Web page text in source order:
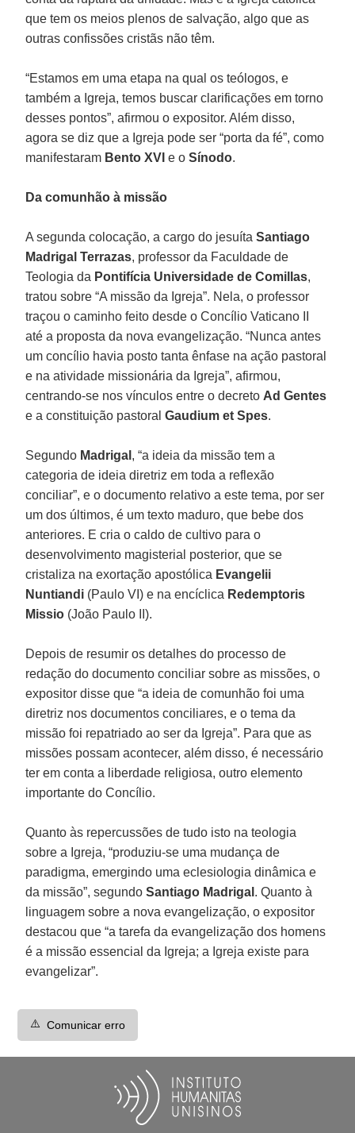
que tem os meios plenos de salvação, algo que as
outras confissões cristãs não têm.
“Estamos em uma etapa na qual os teólogos, e
também a Igreja, temos buscar clarificações em torno
desses pontos”, afirmou o expositor. Além disso,
agora se diz que a Igreja pode ser “porta da fé”, como
manifestaram Bento XVI e oSínodo.
Da comunhão à missão
A segunda colocação, a cargo do jesuítaSantiago
Madrigal Terrazas, professor da Faculdade de
Teologia da Pontifícia Universidade de Comillas,
tratou sobre “A missão da Igreja”. Nela, o professor
traçou o caminho feito desde o Concílio Vaticano II
até a proposta da nova evangelização. “Nunca antes
um concílio havia posto tanta ênfase na ação pastoral
e na atividade missionária da Igreja”, afirmou,
centrando-se nos vínculos entre o decreto Ad Gentes
e a constituição pastoralGaudium et Spes.
Segundo Madrigal , “a ideia da missão tem a
categoria de ideia diretriz em toda a reflexão
conciliar”, e o documento relativo a este tema, por ser
um dos últimos, é um texto maduro, que bebe dos
anteriores. E cria o caldo de cultivo para o
desenvolvimento magisterial posterior, que se
cristaliza na exortação apostólica Evangelii
Nuntiandi (Paulo VI) e na encíclica Redemptoris
Missio (João Paulo II).
Depois de resumir os detalhes do processo de
redação do documento conciliar sobre as missões, o
expositor disse que “a ideia de comunhão foi uma
diretriz nos documentos conciliares, e o tema da
missão foi repatriado ao ser da Igreja”. Para que as
missões possam acontecer, além disso, é necessário
ter em conta a liberdade religiosa, outro elemento
importante do Concílio.
Quanto às repercussões de tudo isto na teologia
sobre a Igreja, “produziu-se uma mudança de
paradigma, emergindo uma eclesiologia dinâmica e
da missão”, segundoSantiago Madrigal . Quanto à
linguagem sobre a nova evangelização, o expositor
destacou que “a tarefa da evangelização dos homens
é a missão essencial da Igreja; a Igreja existe para
evangelizar”.
⚠️ Comunicar erro